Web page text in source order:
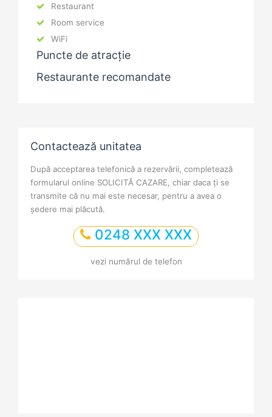
Restaurant
Room service
WiFi
Puncte de atracție
Restaurante recomandate
Contactează unitatea
După acceptarea telefonică a rezervării, completează
formularul online SOLICITĂ CAZARE, chiar daca ți se
transmite că nu mai este necesar, pentru a avea o
ședere mai plăcută.
0248 XXX XXX
vezi numărul de telefon